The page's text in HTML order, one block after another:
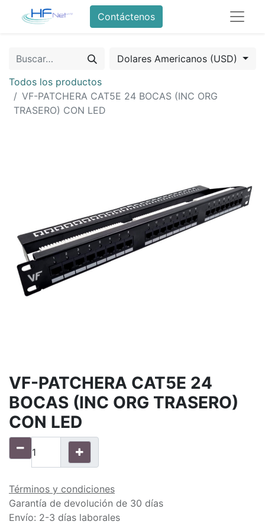
Contáctenos
Dolares Americanos (USD)
Todos los productos
VF-PATCHERA CAT5E 24 BOCAS (INC ORG
TRASERO) CON LED
VF-PATCHERA CAT5E 24
BOCAS (INC ORG TRASERO)
CON LED
Términos y condiciones
Garantía de devolución de 30 días
Envío: 2-3 días laborales